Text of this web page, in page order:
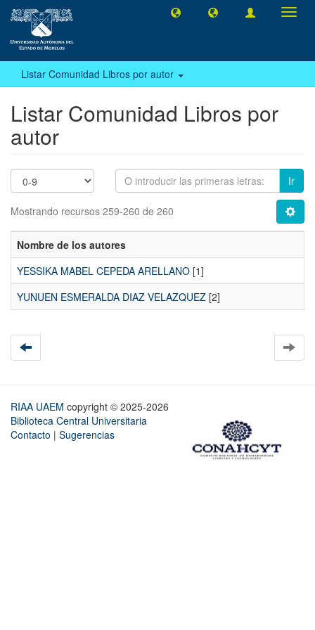
Listar Comunidad Libros por autor
Listar Comunidad Libros por
autor
Ir
Mostrando recursos 259-260 de 260
Nombre de los autores
YESSIKA MABEL CEPEDA ARELLANO [1]
YUNUEN ESMERALDA DIAZ VELAZQUEZ [2]
RIAA UAEM copyright © 2025-2026
Biblioteca Central Universitaria
Contacto | Sugerencias